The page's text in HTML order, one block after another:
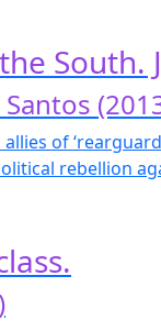
South.
of
rebellion